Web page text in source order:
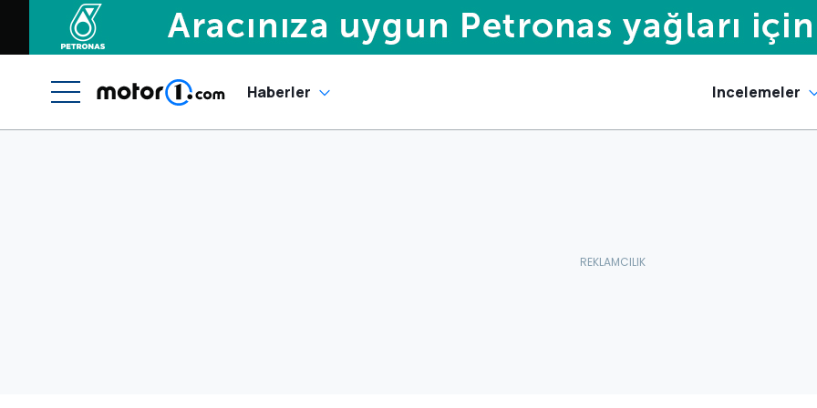
Haberler Incelemeler